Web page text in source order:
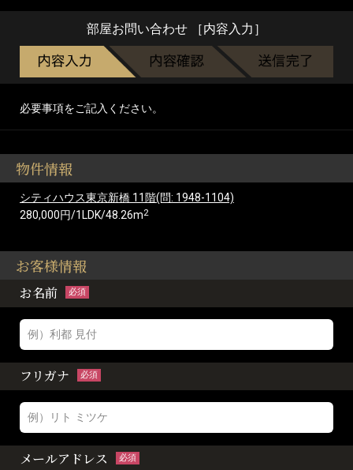
部屋お問い合わせ ［内容入力］
必要事項をご記入ください。
物件情報
シティハウス東京新橋 11階(問: 1948-1104)
280,000円/1LDK/48.26m2
お客様情報
お名前 必須
フリガナ 必須
メールアドレス 必須